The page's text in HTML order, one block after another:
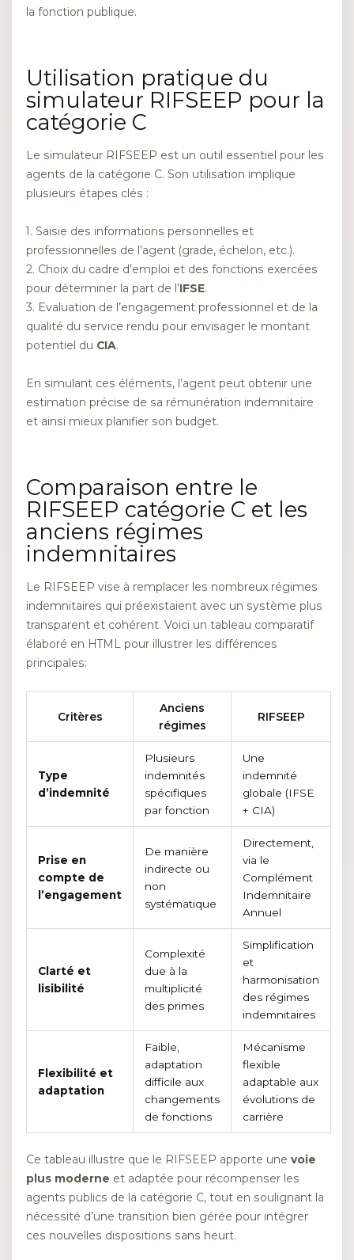
la fonction publique.
Utilisation pratique du
simulateur RIFSEEP pour la
catégorie C
Le simulateur RIFSEEP est un outil essentiel pour les
agents de la catégorie C. Son utilisation implique
plusieurs étapes clés :
1. Saisie des informations personnelles et
professionnelles de l’agent (grade, échelon, etc.).
2. Choix du cadre d’emploi et des fonctions exercées
pour déterminer la part de l’IFSE.
3. Evaluation de l’engagement professionnel et de la
qualité du service rendu pour envisager le montant
potentiel du CIA.
En simulant ces éléments, l’agent peut obtenir une
estimation précise de sa rémunération indemnitaire
et ainsi mieux planifier son budget.
Comparaison entre le
RIFSEEP catégorie C et les
anciens régimes
indemnitaires
Le RIFSEEP vise à remplacer les nombreux régimes
indemnitaires qui préexistaient avec un système plus
transparent et cohérent. Voici un tableau comparatif
élaboré en HTML pour illustrer les différences
principales:
Critères
Anciens
régimes
RIFSEEP
Type
d’indemnité
Plusieurs
indemnités
spécifiques
par fonction
Une
indemnité
globale (IFSE
+ CIA)
Prise en
compte de
l’engagement
De manière
indirecte ou
non
systématique
Directement,
via le
Complément
Indemnitaire
Annuel
Clarté et
lisibilité
Complexité
due à la
multiplicité
des primes
Simplification
et
harmonisation
des régimes
indemnitaires
Flexibilité et
adaptation
Faible,
adaptation
difficile aux
changements
de fonctions
Mécanisme
flexible
adaptable aux
évolutions de
carrière
Ce tableau illustre que le RIFSEEP apporte une voie
plus moderne et adaptée pour récompenser les
agents publics de la catégorie C, tout en soulignant la
nécessité d’une transition bien gérée pour intégrer
ces nouvelles dispositions sans heurt.